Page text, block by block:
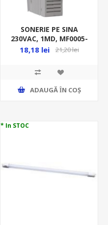
SONERIE PE SINA
230VAC, 1MD, MF0005-
00705
18,18 lei 21,20 lei
ADAUGĂ ȊN COŞ
* In STOC